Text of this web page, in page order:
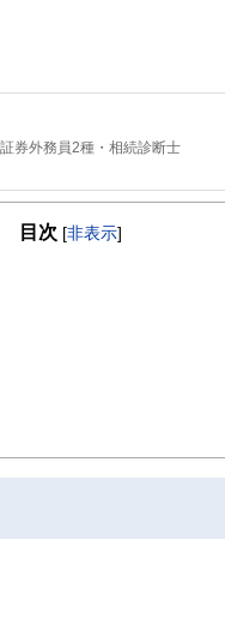
券外務員2種・相続診断士
目次 [非表示]